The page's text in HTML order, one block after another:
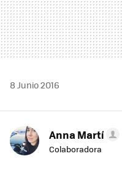
8 Junio 2016
Anna Martí
Colaboradora